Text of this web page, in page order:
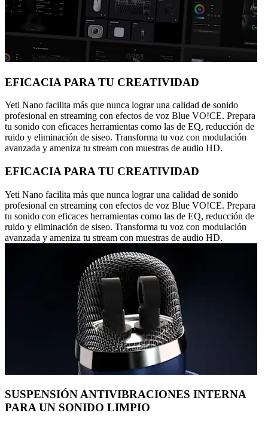
EFICACIA PARA TU CREATIVIDAD
Yeti Nano facilita más que nunca lograr una calidad de sonido
profesional en streaming con efectos de voz Blue VO!CE. Prepara
tu sonido con eficaces herramientas como las de EQ, reducción de
ruido y eliminación de siseo. Transforma tu voz con modulación
avanzada y ameniza tu stream con muestras de audio HD.
EFICACIA PARA TU CREATIVIDAD
Yeti Nano facilita más que nunca lograr una calidad de sonido
profesional en streaming con efectos de voz Blue VO!CE. Prepara
tu sonido con eficaces herramientas como las de EQ, reducción de
ruido y eliminación de siseo. Transforma tu voz con modulación
avanzada y ameniza tu stream con muestras de audio HD.
SUSPENSIÓN ANTIVIBRACIONES INTERNA
PARA UN SONIDO LIMPIO